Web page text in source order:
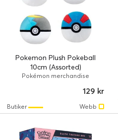
Pokemon Plush Pokeball
10cm (Assorted)
Pokémon merchandise
129 kr
Webb
Butiker